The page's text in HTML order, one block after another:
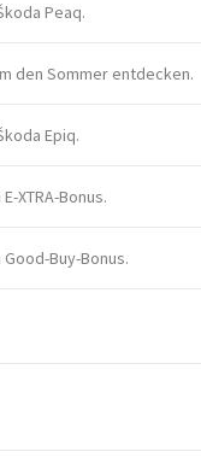
Peaq.
den Sommer entdecken.
Epiq.
XTRA-Bonus.
Buy-Bonus.